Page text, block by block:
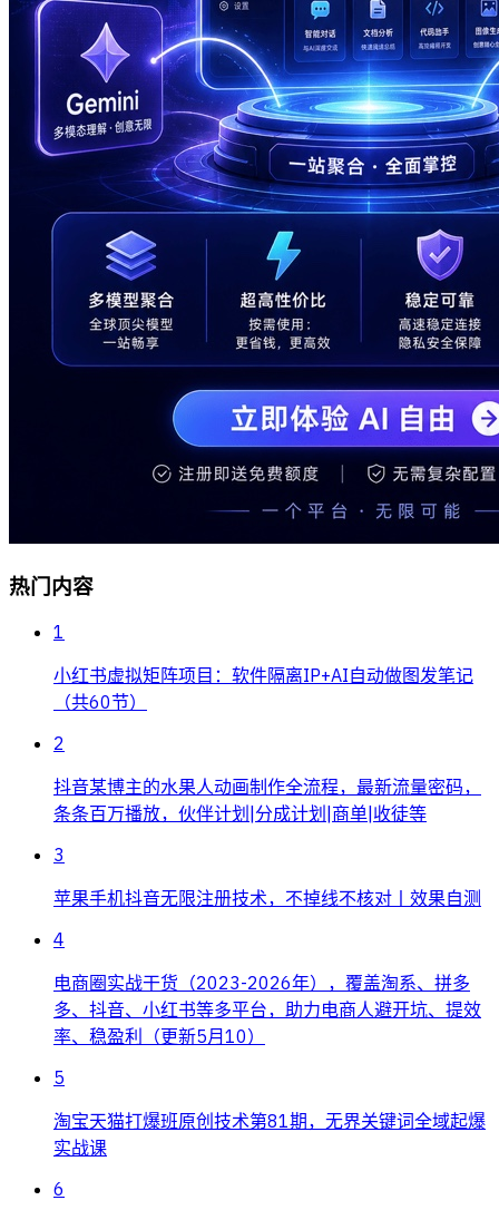
热门内容
1
小红书虚拟矩阵项目：软件隔离IP+AI自动做图发笔记
（共60节）
2
抖音某博主的水果人动画制作全流程，最新流量密码，
条条百万播放，伙伴计划|分成计划|商单|收徒等
3
苹果手机抖音无限注册技术，不掉线不核对丨效果自测
4
电商圈实战干货（2023-2026年），覆盖淘系、拼多
多、抖音、小红书等多平台，助力电商人避开坑、提效
率、稳盈利（更新5月10）
5
淘宝天猫打爆班原创技术第81期，无界关键词全域起爆
实战课
6